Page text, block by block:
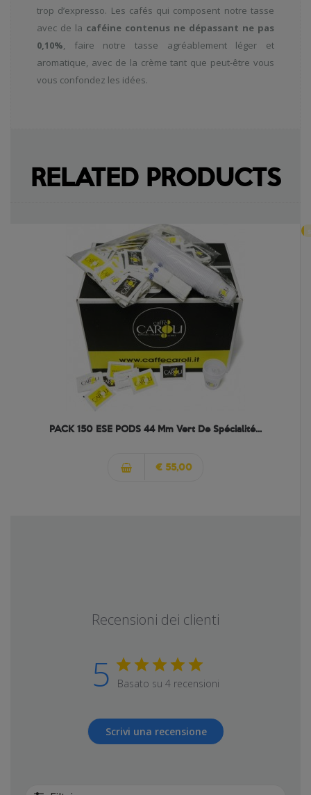
trop d’expresso. Les cafés qui composent notre tasse
avec de la caféine contenus ne dépassant ne pas
0,10% , faire notre tasse agréablement léger et
aromatique, avec de la crème tant que peut-être vous
vous confondez les idées.
RELATED PRODUCTS
PACK 150 ESE PODS 44 Mm Vert De Spécialité...
€ 55,00
Recensioni dei clienti
5 Basato su 4 recensioni
Scrivi una recensione